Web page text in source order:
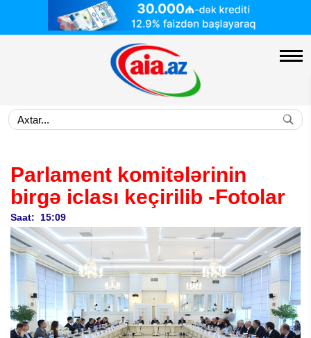
Parlament komitələrinin
birgə iclası keçirilib -Fotolar
Saat: 15:09